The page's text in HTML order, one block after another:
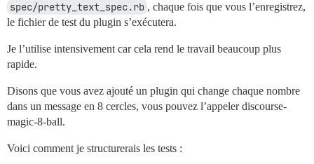
spec/pretty_text_spec.rb , chaque fois que vous l’enregistrez,
le fichier de test du plugin s’exécutera.
Je l’utilise intensivement car cela rend le travail beaucoup plus
rapide.
Disons que vous avez ajouté un plugin qui change chaque nombre
dans un message en 8 cercles, vous pouvez l’appeler discourse-
magic-8-ball.
Voici comment je structurerais les tests :